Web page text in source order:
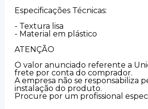
Especificações Técnicas:
- Textura lisa
- Material em plástico
ATENÇÃO
O valor anunciado referente a
frete por conta do comprador.
A empresa não se responsabiliza
instalação do produto.
Procure por um profissional